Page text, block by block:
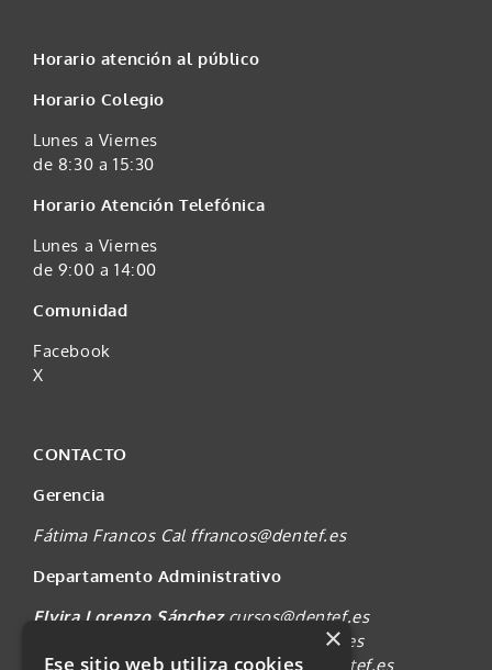
Horario atención al público
Horario Colegio
Lunes a Viernes
de 8:30 a 15:30
Horario Atención Telefónica
Lunes a Viernes
de 9:00 a 14:00
Comunidad
Facebook
X
CONTACTO
Gerencia
Fátima Francos Cal ffrancos@dentef.es
Departamento Administrativo
Elvira Lorenzo Sánchez cursos@dentef.es
secretaria@dentef.es
Anjara González Herrera padican@dentef.es
×
Ese sitio web utiliza cookies